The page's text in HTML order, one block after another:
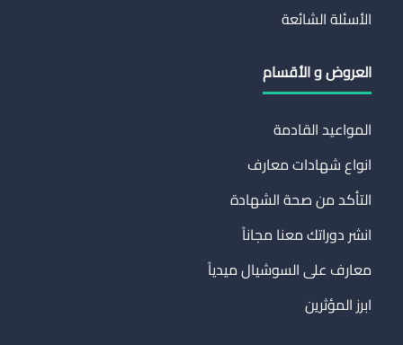
الأسئلة الشائعة
العروض و الأقسام
المواعيد القادمة
انواع شهادات معارف
التأكد من صحة الشهادة
انشر دوراتك معنا مجاناً
معارف على السوشيال ميدياً
ابرز المؤثرين